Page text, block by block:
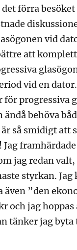
förra besöket
vid
att
vid en
progressiva
ändå behöva
så smidigt att
jag redan
styrkan.
även ”den
och jag
tänker jag byta